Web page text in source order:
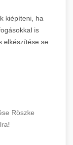
kiépíteni, ha
is
elkészítése se
Röszke